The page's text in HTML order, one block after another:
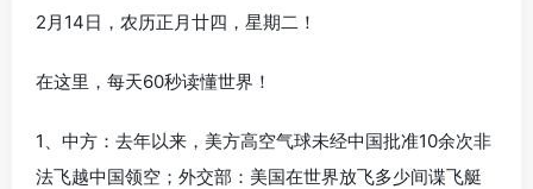
2月14日，农历正月廿四，星期二！
在这里，每天60秒读懂世界！
1、中方：去年以来，美方高空气球未经中国批准10余次非
法飞越中国领空；外交部：美国在世界放飞多少间谍飞艇